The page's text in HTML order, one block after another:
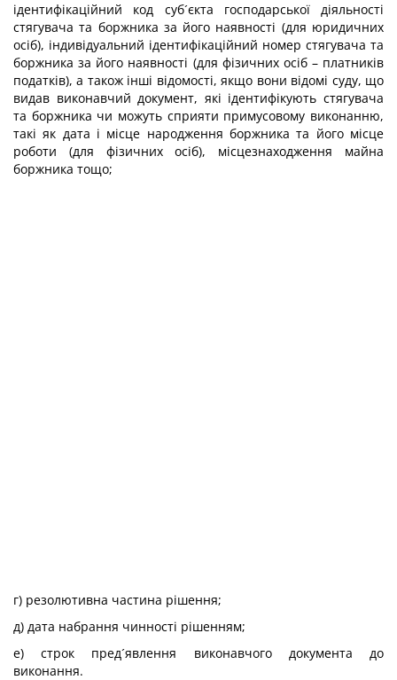
ідентифікаційний код суб´єкта господарської діяльності
стягувача та боржника за його наявності (для юридичних
осіб), індивідуальний ідентифікаційний номер стягувача та
боржника за його наявності (для фізичних осіб – платників
податків), а також інші відомості, якщо вони відомі суду, що
видав виконавчий документ, які ідентифікують стягувача
та боржника чи можуть сприяти примусовому виконанню,
такі як дата і місце народження боржника та його місце
роботи (для фізичних осіб), місцезнаходження майна
боржника тощо;
г) резолютивна частина рішення;
д) дата набрання чинності рішенням;
е) строк пред´явлення виконавчого документа до
виконання.